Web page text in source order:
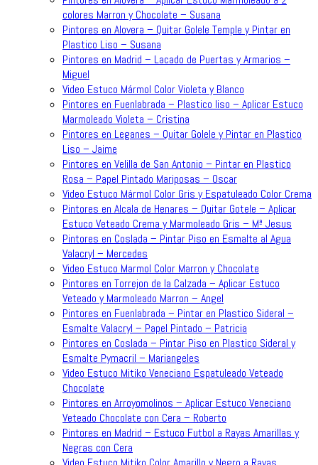
colores Marron y Chocolate – Susana
Pintores en Alovera – Quitar Golele Temple y Pintar en
Plastico Liso – Susana
Pintores en Madrid – Lacado de Puertas y Armarios –
Miguel
Video Estuco Mármol Color Violeta y Blanco
Pintores en Fuenlabrada – Plastico liso – Aplicar Estuco
Marmoleado Violeta – Cristina
Pintores en Leganes – Quitar Golele y Pintar en Plastico
Liso – Jaime
Pintores en Velilla de San Antonio – Pintar en Plastico
Rosa – Papel Pintado Mariposas – Oscar
Video Estuco Mármol Color Gris y Espatuleado Color Crema
Pintores en Alcala de Henares – Quitar Gotele – Aplicar
Estuco Veteado Crema y Marmoleado Gris – Mª Jesus
Pintores en Coslada – Pintar Piso en Esmalte al Agua
Valacryl – Mercedes
Video Estuco Marmol Color Marron y Chocolate
Pintores en Torrejon de la Calzada – Aplicar Estuco
Veteado y Marmoleado Marron – Angel
Pintores en Fuenlabrada – Pintar en Plastico Sideral –
Esmalte Valacryl – Papel Pintado – Patricia
Pintores en Coslada – Pintar Piso en Plastico Sideral y
Esmalte Pymacril – Mariangeles
Video Estuco Mitiko Veneciano Espatuleado Veteado
Chocolate
Pintores en Arroyomolinos – Aplicar Estuco Veneciano
Veteado Chocolate con Cera – Roberto
Pintores en Madrid – Estuco Futbol a Rayas Amarillas y
Negras con Cera